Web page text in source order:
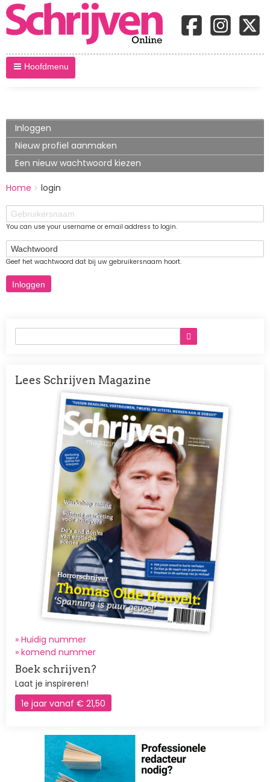
Hoofdmenu
Primary
tabs
Inloggen
tabblad)
Nieuw profiel aanmaken
Een nieuw wachtwoord kiezen
BREADCRUMBS
You
here:
Home
login
Gebruikersnaam
You can use your username or email address to login.
Wachtwoord
Geef het wachtwoord dat bij uw gebruikersnaam hoort.
Lees Schrijven Magazine
Afbeelding
» Huidig nummer
» komend nummer
Boek schrijven?
Laat je inspireren!
1e jaar vanaf € 21,50